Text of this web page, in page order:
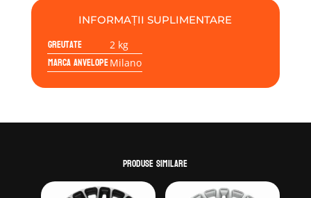
INFORMAȚII SUPLIMENTARE
Greutate 2 kg
Marca anvelopeMilano
Produse similare